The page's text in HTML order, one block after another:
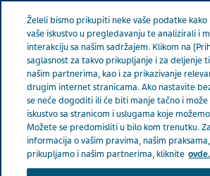
SRBIJA
Serbia Terapeutske oblasti Pedijatrija
Pedijatrija
Želeli bismo prikupiti neke vaše podatke
vaše iskustvo u pregledavanju te analizirali i
interakciju sa našim sadržajem. Klikom na
saglasnost za takvo prikupljanje i za deljenje
našim partnerima, kao i za prikazivanje
drugim internet stranicama. Ako nastavite
se neće dogoditi ili će biti manje tačno i
iskustvo sa stranicom i uslugama koje
Možete se predomisliti u bilo kom trenutku.
informacija o vašim pravima, našim
prikupljamo i našim partnerima, kliknite ovde.